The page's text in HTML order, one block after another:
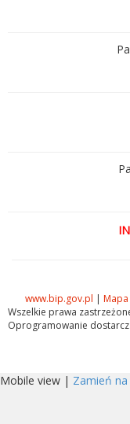
www.bip.gov.pl |
Wszelkie prawa
Oprogramowanie
Mobile view | Zamień